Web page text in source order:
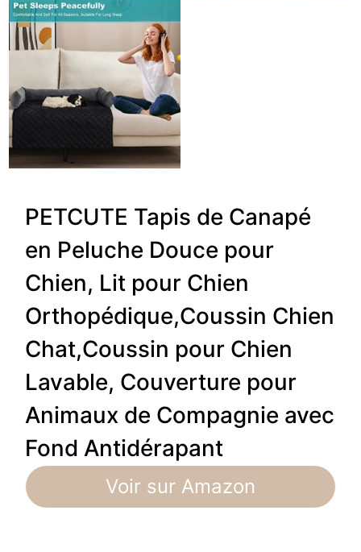
PETCUTE Tapis de Canapé
en Peluche Douce pour
Chien, Lit pour Chien
Orthopédique,Coussin Chien
Chat,Coussin pour Chien
Lavable, Couverture pour
Animaux de Compagnie avec
Fond Antidérapant
Voir sur Amazon